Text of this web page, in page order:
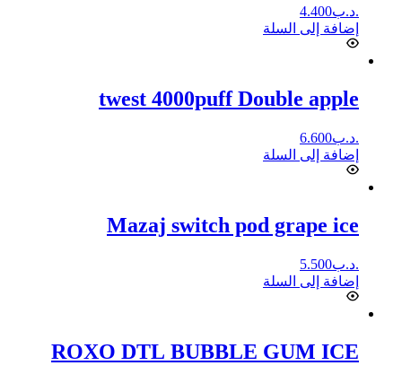
.د.ب4.400
إضافة إلى السلة
twest 4000puff Double apple
.د.ب6.600
إضافة إلى السلة
Mazaj switch pod grape ice
.د.ب5.500
إضافة إلى السلة
ROXO DTL BUBBLE GUM ICE